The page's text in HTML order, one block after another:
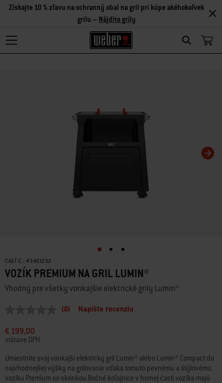
Search
Získajte 10 % zľavu na ochranný obal na gril pri kúpe akéhokoľvek
grilu – Nájdite grily
ČASŤ Č.: #3401232
VOZÍK PREMIUM NA GRIL LUMIN®
Vhodný pre všetky vonkajšie elektrické grily Lumin®
hodnotenia
Odkaz
na
tú
istú
stránku.
(0) Napíšte recenziu
€ 199,00
vrátane DPH
Umiestnite svoj vonkajší elektrický gril Lumin® alebo Lumin® Compact do
najvhodnejšej výšky na grilovanie vďaka tomuto pevnému a štýlovému
vozíku Premium so skrinkou.Bočné koľajnice v hornej časti vozíka majú